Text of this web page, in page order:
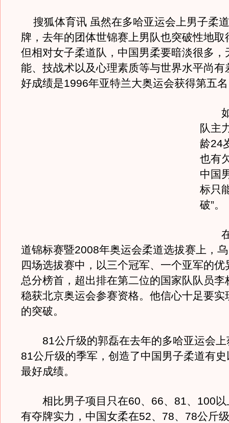
搜狐体育讯 虽然在多哈亚运会上男子柔
牌，去年的团体世锦赛上男队也突破性地取
但相对女子柔道队，中国男柔要暗淡很多，
能、技战术以及心理素质等与世界水平尚有
好成绩是1996年亚特兰大奥运会获得第五
如
队主
龄24
也有
中国
标只
破”。
在
道锦标赛暨2008年奥运会柔道选拔赛上，
四场选拔赛中，以三个冠军、一个亚军的优
总分榜首，超出排在第二位的国家队队员李
稳获北京奥运会参赛资格。他信心十足要实
的突破。
81公斤级的郭磊在去年的多哈亚运会上
81公斤级的季军，创造了中国男子柔道有
最好成绩。
相比男子项目只在60、66、81、100以
有夺牌实力，中国女柔在52、78、78公斤